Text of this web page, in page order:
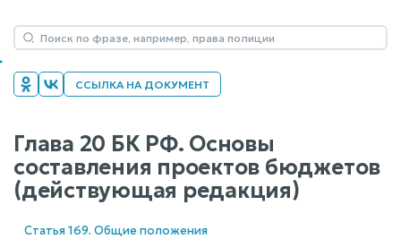
ССЫЛКА НА ДОКУМЕНТ
Глава 20 БК РФ. Основы
составления проектов бюджетов
(действующая редакция)
Статья 169. Общие положения